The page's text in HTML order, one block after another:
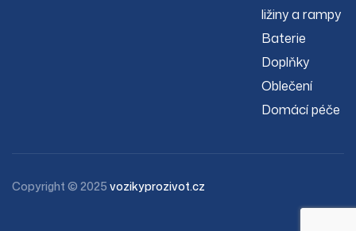
ližiny a rampy
Baterie
Doplňky
Oblečení
Domácí péče
Copyright © 2025 vozikyprozivot.cz